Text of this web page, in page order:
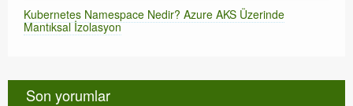
Kubernetes Namespace Nedir? Azure AKS Üzerinde
Mantıksal İzolasyon
Son yorumlar